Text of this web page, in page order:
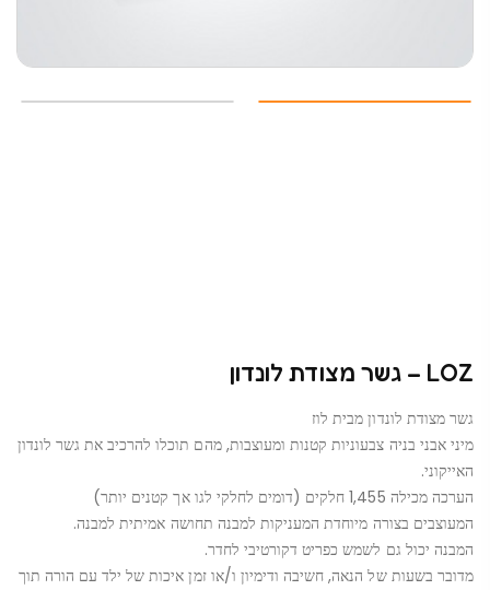
LOZ – גשר מצודת לונדון
גשר מצודת לונדון מבית לוז
מיני אבני בניה צבעוניות קטנות ומעוצבות, מהם תוכלו להרכיב את גשר לונדון
האייקוני.
הערכה מכילה 1,455 חלקים (דומים לחלקי לגו אך קטנים יותר)
המעוצבים בצורה מיוחדת המעניקות למבנה תחושה אמיתית למבנה.
המבנה יכול גם לשמש כפריט דקורטיבי לחדר.
מדובר בשעות של הנאה, חשיבה ודימיון ו/או זמן איכות של ילד עם הורה תוך